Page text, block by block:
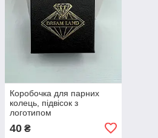
Коробочка для парних
колець, підвісок з
логотипом
40 ₴